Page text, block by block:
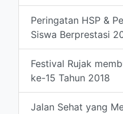
Peringatan HSP &
Siswa Berprestasi
Festival Rujak
ke-15 Tahun 2018
Jalan Sehat yang